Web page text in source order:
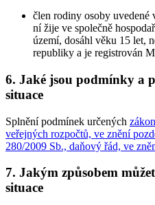
člen rodiny osoby uvedené
ní žije ve společně
území, dosáhl věku 15 let,
republiky a je registrován
6. Jaké jsou podmínky a
situace
Splnění podmínek určených
veřejných rozpočtů, ve znění
280/2009 Sb., daňový řád, ve
7. Jakým způsobem
situace